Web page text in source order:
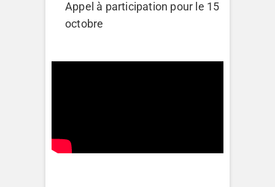
Appel à participation pour le 15
octobre